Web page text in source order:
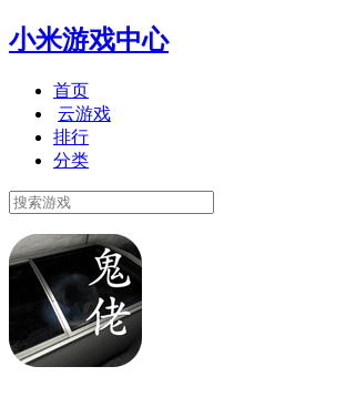
小米游戏中心
首页
云游戏
排行
分类